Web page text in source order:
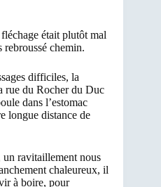
était plutôt mal
rebroussé chemin.
difficiles, la
rue du Rocher du Duc
dans l’estomac
longue distance de
ravitaillement nous
chaleureux, il
à boire, pour